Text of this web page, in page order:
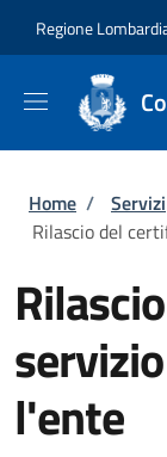
Regione
Briciole
Home / Servizi
Rilascio del
l'ente